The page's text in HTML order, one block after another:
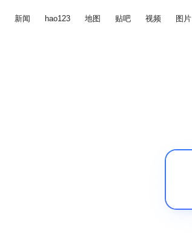
新闻 hao123 地图 贴吧 视频 图片